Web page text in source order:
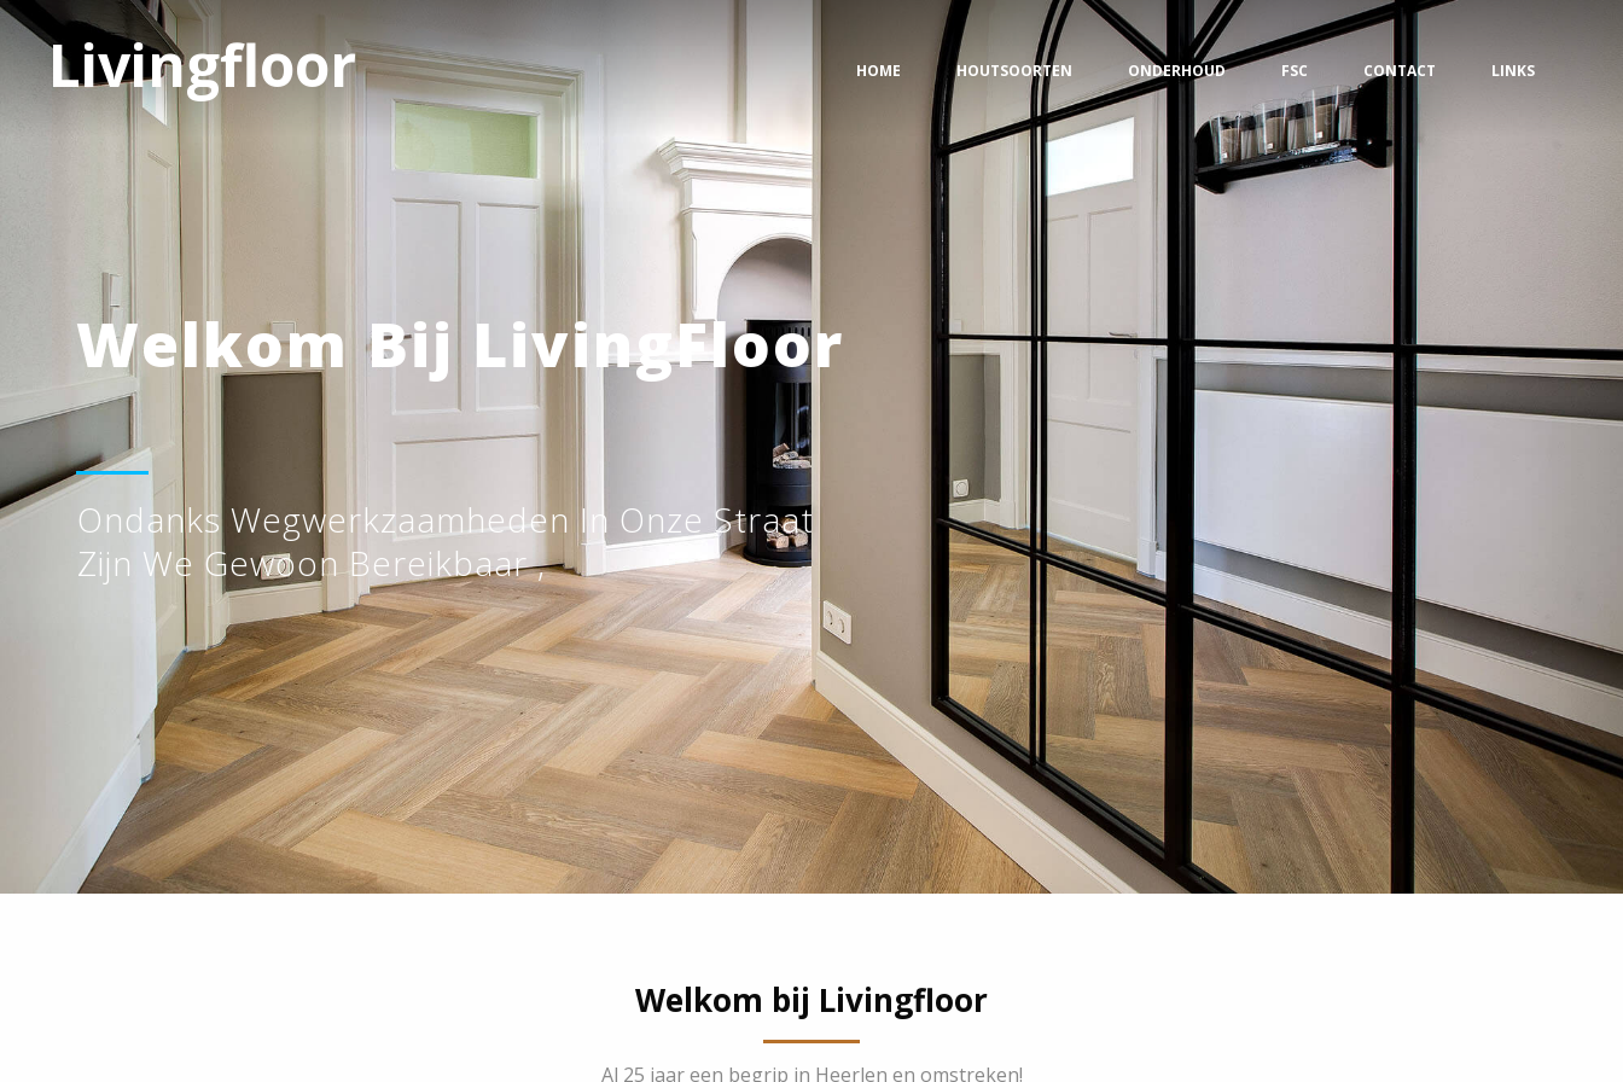
Livingfloor HOME HOUTSOORTEN ONDERHOUD FSC CONTACT LINKS
Welkom Bij LivingFloor
Ondanks Wegwerkzaamheden In Onze Straat
Zijn We Gewoon Bereikbaar ,
Welkom bij Livingfloor
Al 25 jaar een begrip in Heerlen en omstreken!